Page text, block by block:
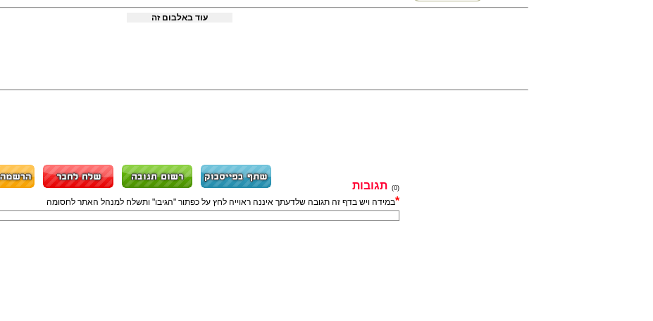
עוד באלבום זה
(0)
תגובות
*במידה ויש בדף זה תגובה שלדעתך איננה ראוייה לחץ על כפתור "הגיבו" ותשלח למנהל האתר לחסומה